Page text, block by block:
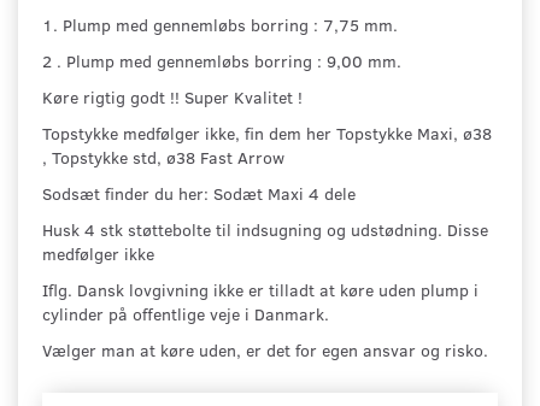
1. Plump med gennemløbs borring : 7,75 mm.
2 . Plump med gennemløbs borring : 9,00 mm.
Køre rigtig godt !! Super Kvalitet !
Topstykke medfølger ikke, fin dem her Topstykke Maxi, ø38
, Topstykke std, ø38 Fast Arrow
Sodsæt finder du her: Sodæt Maxi 4 dele
Husk 4 stk støttebolte til indsugning og udstødning. Disse
medfølger ikke
Iflg. Dansk lovgivning ikke er tilladt at køre uden plump i
cylinder på offentlige veje i Danmark.
Vælger man at køre uden, er det for egen ansvar og risko.